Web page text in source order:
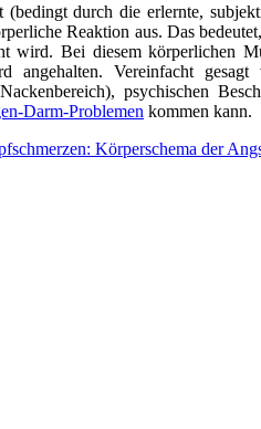
durch die erlernte,
Reaktion aus. Das
Bei diesem körperlichen
Vereinfacht
psychischen
Darm-Problemen kommen kann.
Körperschema der